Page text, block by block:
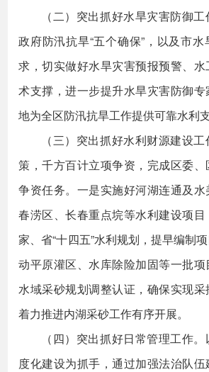
（二）突出抓好水旱灾害防御
政府防汛抗旱“五个确保”，以及市
求，切实做好水旱灾害预报预警、
术支撑，进一步提升水旱灾害防御
地为全区防汛抗旱工作提供可靠水利支
（三）突出抓好水利财源建设
策，千方百计立项争资，完成区委
争资任务。一是实施好河湖连通及
春涝区、长春重点垸等水利建设项
家、省“十四五”水利规划，提早编制
动平原灌区、水库除险加固等一批
水域采砂规划调整认证，确保实现
着力推进内湖采砂工作有序开展。
（四）突出抓好日常管理工作
度化建设为抓手，通过加强法治队